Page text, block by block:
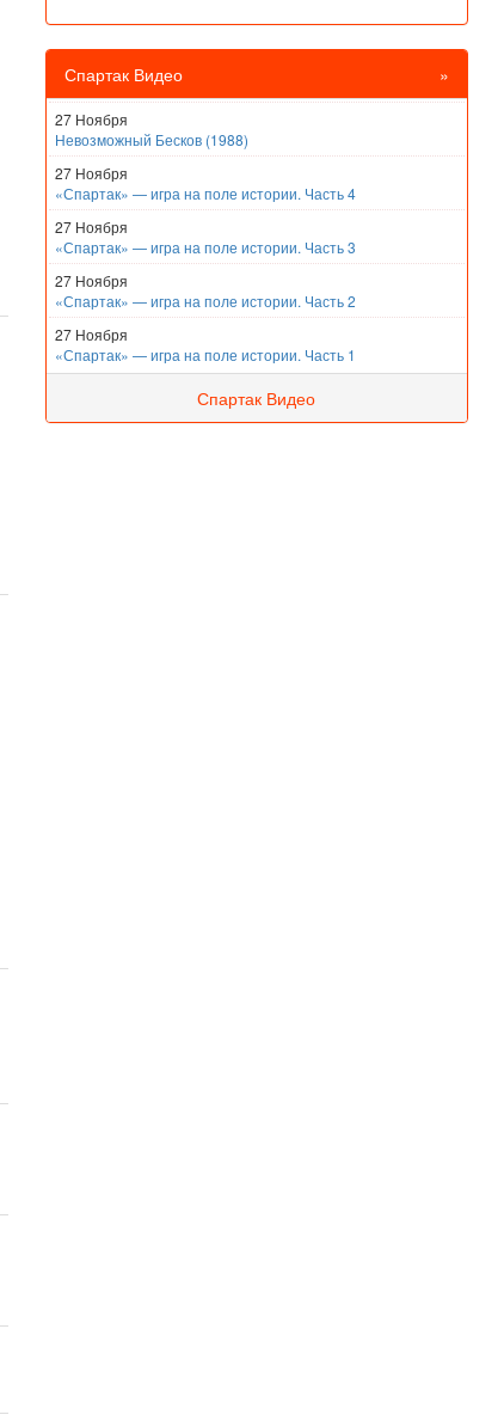
Спартак Видео »
27 Ноября
Невозможный Бесков (1988)
27 Ноября
«Спартак» — игра на поле истории. Часть 4
27 Ноября
«Спартак» — игра на поле истории. Часть 3
27 Ноября
«Спартак» — игра на поле истории. Часть 2
27 Ноября
«Спартак» — игра на поле истории. Часть 1
Спартак Видео